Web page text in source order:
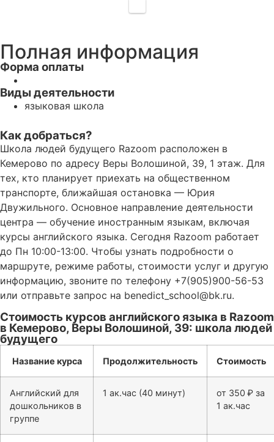
Полная информация
Форма оплаты
Виды деятельности
языковая школа
Как добраться?
Школа людей будущего Razoom расположен в
Кемерово по адресу Веры Волошиной, 39, 1 этаж. Для
тех, кто планирует приехать на общественном
транспорте, ближайшая остановка — Юрия
Двужильного. Основное направление деятельности
центра — обучение иностранным языкам, включая
курсы английского языка. Сегодня Razoom работает
до Пн 10:00-13:00. Чтобы узнать подробности о
маршруте, режиме работы, стоимости услуг и другую
информацию, звоните по телефону +7(905)900-56-53
или отправьте запрос на benedict_school@bk.ru.
Стоимость курсов английского языка в Razoom
в Кемерово, Веры Волошиной, 39: школа людей
будущего
Название курса Продолжительность Стоимость
Английский для
дошкольников в
группе
1 ак.час (40 минут)
от 350 ₽ за
1 ак.час